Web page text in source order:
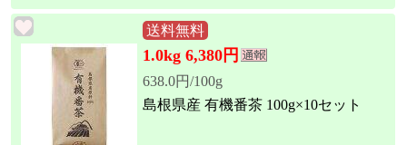
送料無料
1.0kg 6,380円
638.0円/100g
島根県産 有機番茶 100g×10セット